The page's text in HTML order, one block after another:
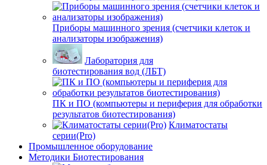
Приборы машинного зрения (счетчики клеток и
анализаторы изображения)
Лаборатория для
биотестирования вод (ЛБТ)
ПК и ПО (компьютеры и периферия для обработки
результатов биотестирования)
Климатостаты
серии(Pro)
Промышленное оборудование
Методики Биотестирования